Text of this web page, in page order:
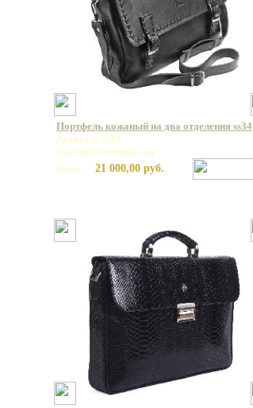
Портфель кожаный на два отделения ss34
Артикул: ss34
Базовая единица: шт
Цена:
21 000,00 руб.